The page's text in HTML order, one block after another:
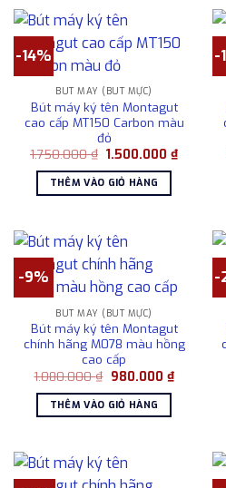
-14%
BÚT MÁY (BÚT MỰC)
Bút máy ký tên Montagut
cao cấp MT150 Carbon màu
đỏ
1.750.000₫ Giá
là:
1.750.000 ₫.
1.500.000₫Giá
THÊM VÀO GIỎ HÀNG
-
-9%
BÚT MÁY (BÚT MỰC)
Bút máy ký tên Montagut
chính hãng M078 màu hồng
cao cấp
1.080.000₫ Giá
là:
1.080.000 ₫.
980.000 ₫Giá
hiện
THÊM VÀO GIỎ HÀNG
-